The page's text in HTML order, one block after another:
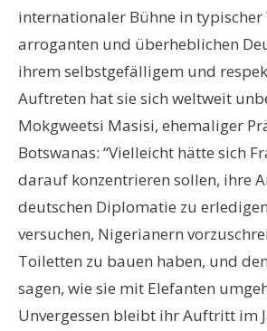
internationaler Bühne in typischer
arroganten und überheblichen
ihrem selbstgefälligem und
Auftreten hat sie sich weltweit
Mokgweetsi Masisi, ehemaliger
Botswanas: “Vielleicht hätte sich
darauf konzentrieren sollen, ihre
deutschen Diplomatie zu
versuchen, Nigerianern
Toiletten zu bauen haben, und
sagen, wie sie mit Elefanten
Unvergessen bleibt ihr Auftritt im